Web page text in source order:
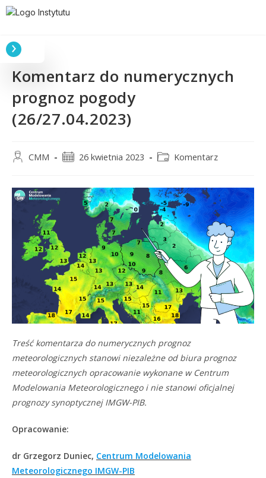
Komentarz do numerycznych
prognoz pogody
(26/27.04.2023)
CMM 26 kwietnia 2023 Komentarz
Treść komentarza do numerycznych prognoz
meteorologicznych stanowi niezależne od biura prognoz
meteorologicznych opracowanie wykonane w Centrum
Modelowania Meteorologicznego i nie stanowi oficjalnej
prognozy synoptycznej IMGW-PIB.
Opracowanie:
dr Grzegorz Duniec, Centrum Modelowania
Meteorologicznego IMGW-PIB